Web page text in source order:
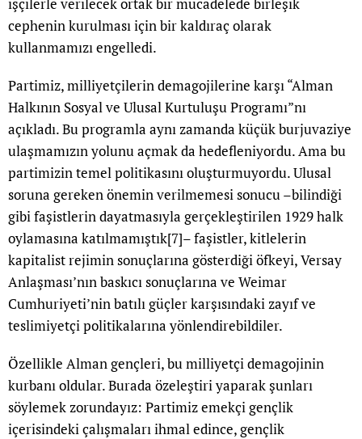
cephenin kurulması için bir kaldıraç olarak
kullanmamızı engelledi.
Partimiz, milliyetçilerin demagojilerine karşı “Alman
Halkının Sosyal ve Ulusal Kurtuluşu Programı”nı
açıkladı. Bu programla aynı zamanda küçük burjuvaziye
ulaşmamızın yolunu açmak da hedefleniyordu. Ama bu
partimizin temel politikasını oluşturmuyordu. Ulusal
soruna gereken önemin verilmemesi sonucu –bilindiği
gibi faşistlerin dayatmasıyla gerçekleştirilen 1929 halk
oylamasına katılmamıştık[7]– faşistler, kitlelerin
kapitalist rejimin sonuçlarına gösterdiği öfkeyi, Versay
Anlaşması’nın baskıcı sonuçlarına ve Weimar
Cumhuriyeti’nin batılı güçler karşısındaki zayıf ve
teslimiyetçi politikalarına yönlendirebildiler.
Özellikle Alman gençleri, bu milliyetçi demagojinin
kurbanı oldular. Burada özeleştiri yaparak şunları
söylemek zorundayız: Partimiz emekçi gençlik
içerisindeki çalışmaları ihmal edince, gençlik